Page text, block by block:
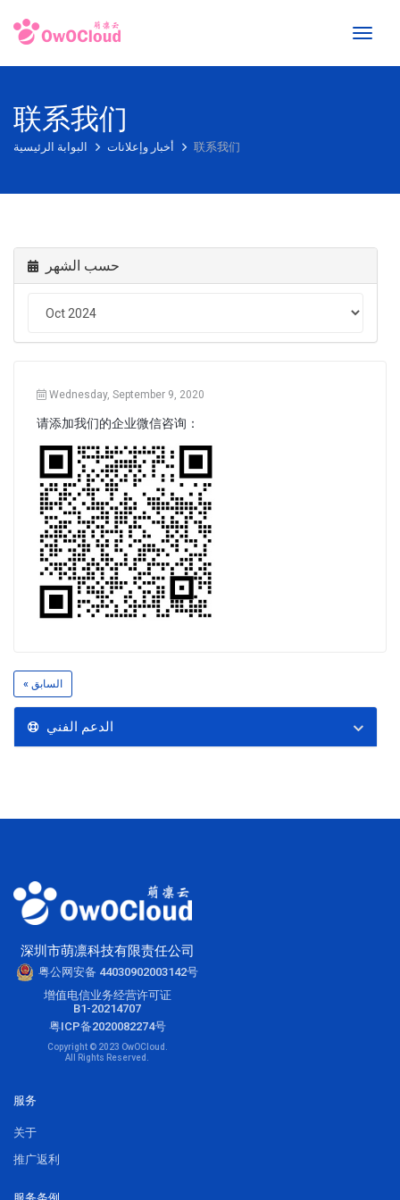
Toggle
联系我们
联系我们
حسب الشهر
Wednesday, September 9, 2020
请添加我们的企业微信咨询：
« السابق
الدعم الفني
深圳市萌凛科技有限责任公司
粤公网安备 44030902003142号
增值电信业务经营许可证
B1-20214707
粤ICP备2020082274号
Copyright © 2023 OwOCloud.
All Rights Reserved.
服务
关于
推广返利